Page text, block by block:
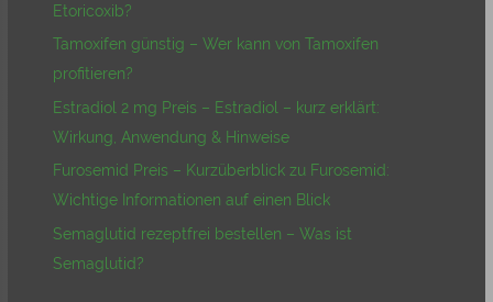
Etoricoxib?
Tamoxifen günstig – Wer kann von Tamoxifen
profitieren?
Estradiol 2 mg Preis – Estradiol – kurz erklärt:
Wirkung, Anwendung & Hinweise
Furosemid Preis – Kurzüberblick zu Furosemid:
Wichtige Informationen auf einen Blick
Semaglutid rezeptfrei bestellen – Was ist
Semaglutid?